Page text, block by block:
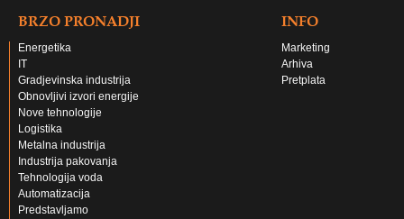
Energetika
IT
Gradjevinska industrija
Obnovljivi izvori energije
Nove tehnologije
Logistika
Metalna industrija
Industrija pakovanja
Tehnologija voda
Automatizacija
Marketing
Arhiva